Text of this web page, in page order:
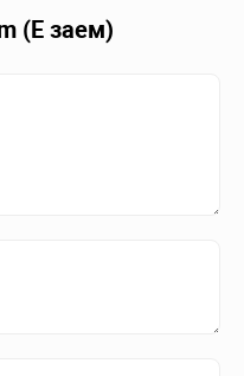
(Е заем)